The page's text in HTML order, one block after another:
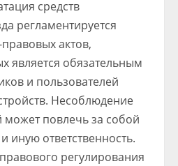
средств
регламентируется
актов,
является обязательным
и пользователей
Несоблюдение
повлечь за собой
иную ответственность.
регулирования